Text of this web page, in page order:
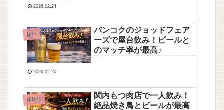
2026.02.24
旅行
バンコクのジョッドフェア
ーズで屋台飲み！ビールと
のマッチ率が最高♪
2026.02.20
体験談
関内もつ肉店で一人飲み！
絶品焼き鳥とビールが最高